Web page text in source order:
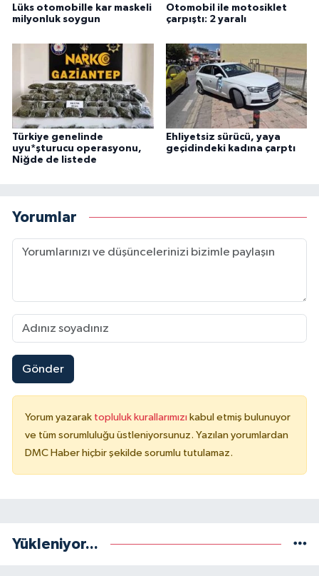
Lüks otomobille kar maskeli
milyonluk soygun
Otomobil ile motosiklet
çarpıştı: 2 yaralı
Türkiye genelinde
uyu*şturucu operasyonu,
Niğde de listede
Ehliyetsiz sürücü, yaya
geçidindeki kadına çarptı
Yorumlar
Gönder
Yorum yazarak topluluk kurallarımızı kabul etmiş bulunuyor
ve tüm sorumluluğu üstleniyorsunuz. Yazılan yorumlardan
DMC Haber hiçbir şekilde sorumlu tutulamaz.
Yükleniyor...